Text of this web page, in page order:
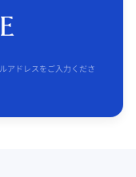
アドレスをご入力くださ